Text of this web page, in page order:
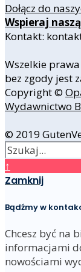
Dołącz do
Wspieraj
Kontakt:
Wszelkie
bez zgody jest
Copyright ©
Wydawnictwo
© 2019
↑
Zamknij
Bądźmy w
Chcesz być na
informacjami
nowościami